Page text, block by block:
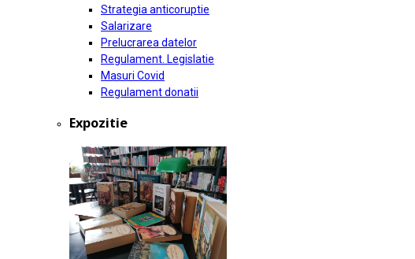
Strategia anticoruptie
Salarizare
Prelucrarea datelor
Regulament. Legislatie
Masuri Covid
Regulament donatii
Expozitie